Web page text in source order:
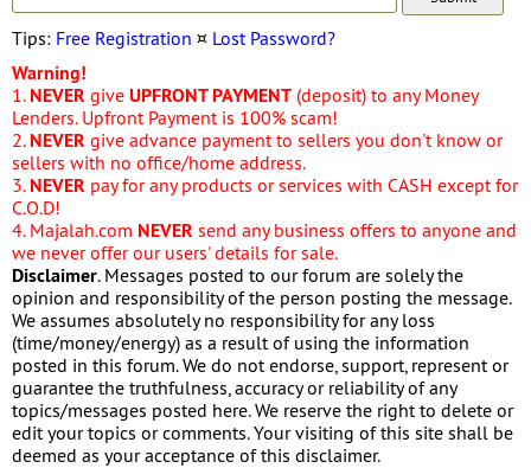
Tips: Free Registration ¤ Lost Password?
Warning!
1. NEVER give UPFRONT PAYMENT (deposit) to any Money
Lenders. Upfront Payment is 100% scam!
2. NEVER give advance payment to sellers you don't know or
sellers with no office/home address.
3. NEVER pay for any products or services with CASH except for
C.O.D!
4. Majalah.com NEVER send any business offers to anyone and
we never offer our users' details for sale.
Disclaimer. Messages posted to our forum are solely the
opinion and responsibility of the person posting the message.
We assumes absolutely no responsibility for any loss
(time/money/energy) as a result of using the information
posted in this forum. We do not endorse, support, represent or
guarantee the truthfulness, accuracy or reliability of any
topics/messages posted here. We reserve the right to delete or
edit your topics or comments. Your visiting of this site shall be
deemed as your acceptance of this disclaimer.